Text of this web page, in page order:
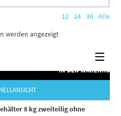
werden angezeigt
12 24 36 Alle
IN DEN WARENKORB
8 kg zweiteilig ohne